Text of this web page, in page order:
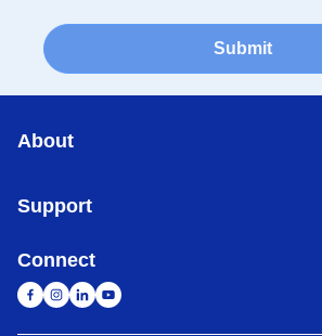
Submit
About
Support
Connect